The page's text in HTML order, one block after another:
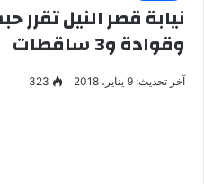
نيابة قصر النيل
وقوادة و3 ساقطات
آخر تحديث: 9 يناير، 2018 323